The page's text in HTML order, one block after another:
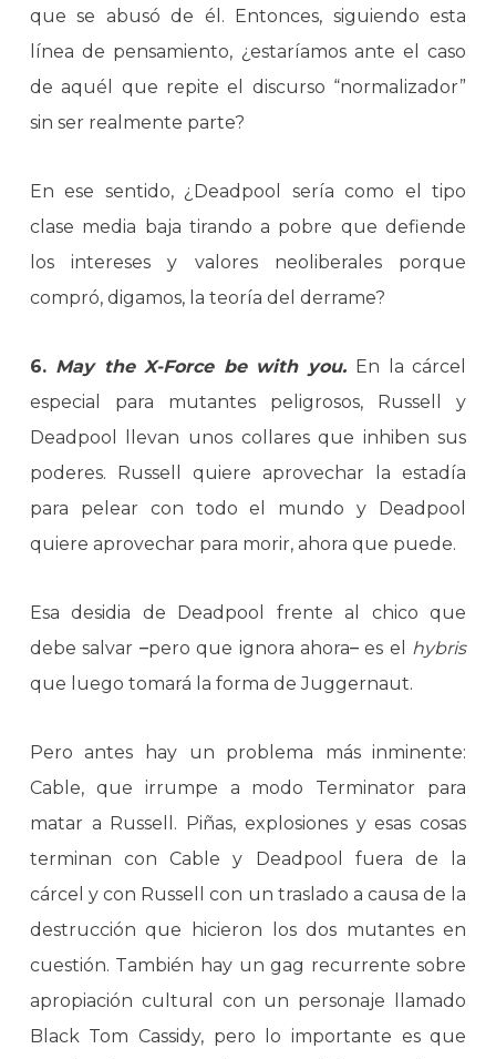
que se abusó de él. Entonces, siguiendo esta
línea de pensamiento, ¿estaríamos ante el caso
de aquél que repite el discurso “normalizador”
sin ser realmente parte?
En ese sentido, ¿Deadpool sería como el tipo
clase media baja tirando a pobre que defiende
los intereses y valores neoliberales porque
compró, digamos, la teoría del derrame?
6. May the X-Force be with you. En la cárcel
especial para mutantes peligrosos, Russell y
Deadpool llevan unos collares que inhiben sus
poderes. Russell quiere aprovechar la estadía
para pelear con todo el mundo y Deadpool
quiere aprovechar para morir, ahora que puede.
Esa desidia de Deadpool frente al chico que
debe salvar –pero que ignora ahora–es el hybris
que luego tomará la forma de Juggernaut.
Pero antes hay un problema más inminente:
Cable, que irrumpe a modo Terminator para
matar a Russell. Piñas, explosiones y esas cosas
terminan con Cable y Deadpool fuera de la
cárcel y con Russell con un traslado a causa de la
destrucción que hicieron los dos mutantes en
cuestión. También hay un gag recurrente sobre
apropiación cultural con un personaje llamado
Black Tom Cassidy, pero lo importante es que